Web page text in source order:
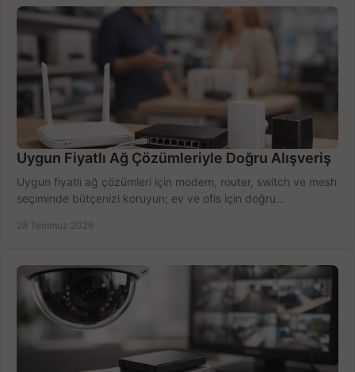
Uygun Fiyatlı Ağ Çözümleriyle Doğru Alışveriş
Uygun fiyatlı ağ çözümleri için modem, router, switch ve mesh
seçiminde bütçenizi koruyun; ev ve ofis için doğru
28 Temmuz 2026